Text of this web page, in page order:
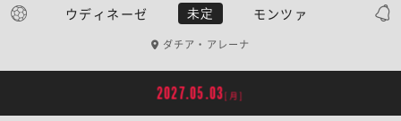
ウディネーゼ 未定 モンツァ
ダチア・アレーナ
2027.05.03[月]